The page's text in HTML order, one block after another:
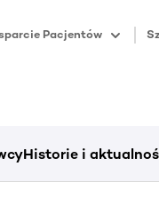
Pacjentów
Historie i